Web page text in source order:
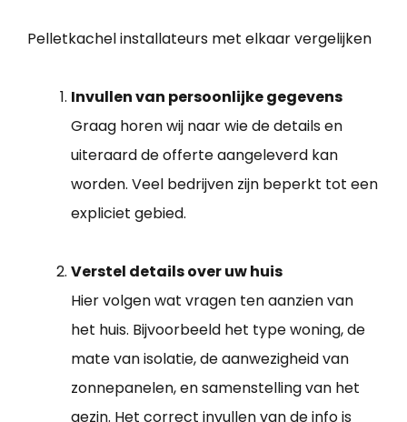
Pelletkachel installateurs met elkaar vergelijken
Invullen van persoonlijke gegevens
Graag horen wij naar wie de details en
uiteraard de offerte aangeleverd kan
worden. Veel bedrijven zijn beperkt tot een
expliciet gebied.
Verstel details over uw huis
Hier volgen wat vragen ten aanzien van
het huis. Bijvoorbeeld het type woning, de
mate van isolatie, de aanwezigheid van
zonnepanelen, en samenstelling van het
gezin. Het correct invullen van de info is